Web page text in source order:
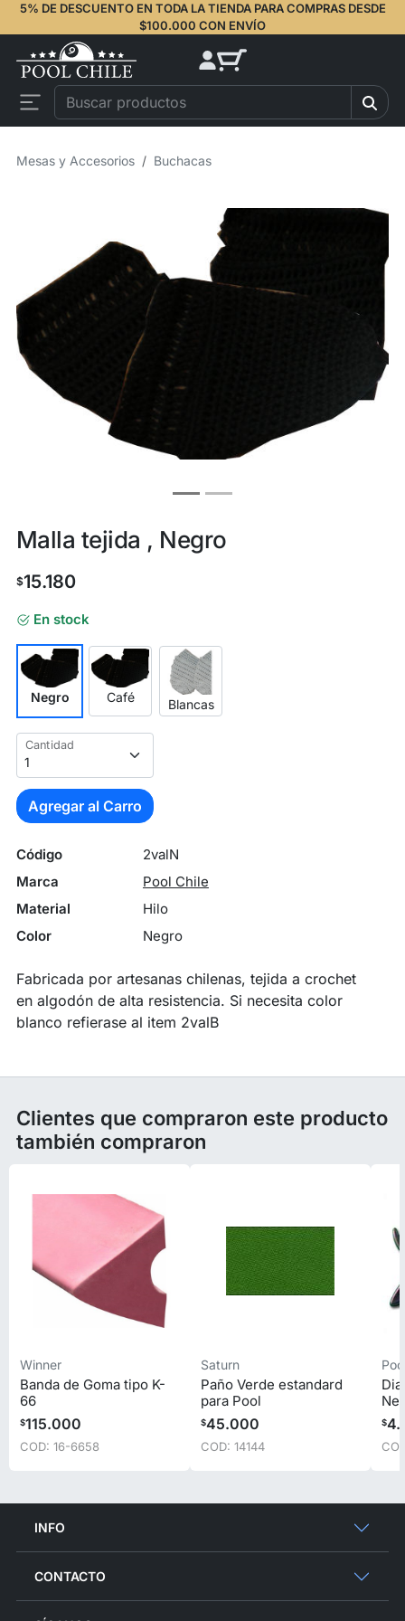
5% DE DESCUENTO EN TODA LA TIENDA PARA COMPRAS DESDE
$100.000 CON ENVÍO
Mesas y Accesorios Buchacas
Malla tejida , Negro
$15.180
En stock
Negro Café Blancas
Cantidad
Agregar al Carro
Código
2valN
Marca
Pool Chile
Material
Hilo
Color
Negro
Fabricada por artesanas chilenas, tejida a crochet
en algodón de alta resistencia. Si necesita color
blanco refierase al item 2valB
Clientes que compraron este producto
también compraron
Winner
Banda de Goma tipo K-
66
$115.000
COD: 16-6658
Saturn
Paño Verde estandard
para Pool
$45.000
COD: 14144
$
INFO
CONTACTO